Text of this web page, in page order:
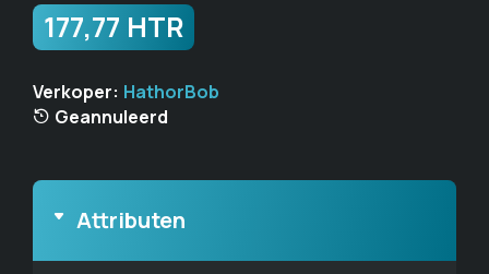
177,77 HTR
Verkoper: HathorBob
Geannuleerd
Attributen